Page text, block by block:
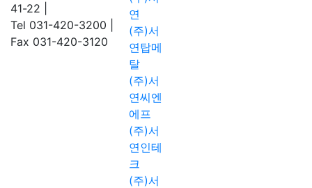
41-22
Tel 031-420-3200
Fax 031-420-3120
연
(주)서
연탑메
탈
(주)서
연씨엔
에프
(주)서
연인테
크
(주)서